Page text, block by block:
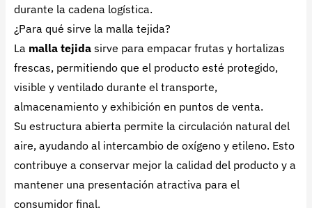
durante la cadena logística.
¿Para qué sirve la malla tejida?
La malla tejida sirve para empacar frutas y hortalizas
frescas, permitiendo que el producto esté protegido,
visible y ventilado durante el transporte,
almacenamiento y exhibición en puntos de venta.
Su estructura abierta permite la circulación natural del
aire, ayudando al intercambio de oxígeno y etileno. Esto
contribuye a conservar mejor la calidad del producto y a
mantener una presentación atractiva para el
consumidor final.